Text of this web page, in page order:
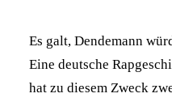
Es galt, Dendemann
Eine deutsche
hat zu diesem Zweck